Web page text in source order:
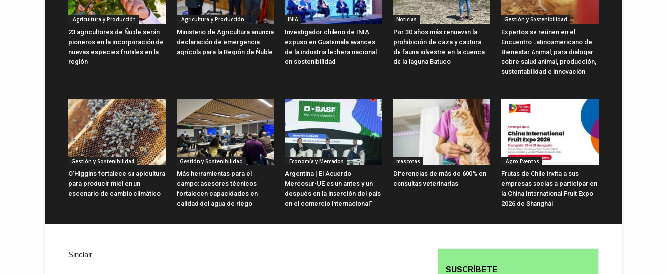
Agricultura y Producción
23 agricultores de Ñuble serán
pioneros en la incorporación de
nuevas especies frutales en la
región
Agricultura y Producción
Ministerio de Agricultura anuncia
declaración de emergencia
agrícola para la Región de Ñuble
INIA
Investigador chileno de INIA
expuso en Guatemala avances
de la industria lechera nacional
en sostenibilidad
Noticias
Por 30 años más renuevan la
prohibición de caza y captura
de fauna silvestre en la cuenca
de la laguna Batuco
Gestión y Sostenibilidad
Expertos se reúnen en el
Encuentro Latinoamericano de
Bienestar Animal, para dialogar
sobre salud animal, producción,
sustentabilidad e innovación
Gestión y Sostenibilidad
O’Higgins fortalece su apicultura
para producir miel en un
escenario de cambio climático
Gestión y Sostenibilidad
Más herramientas para el
campo: asesores técnicos
fortalecen capacidades en
calidad del agua de riego
Economía y Mercados
Argentina | El Acuerdo
Mercosur-UE es un antes y un
después en la inserción del país
en el comercio internacional”
mascotas
Diferencias de más de 600% en
consultas veterinarias
Agro Eventos
Frutas de Chile invita a sus
empresas socias a participar en
la China International Fruit Expo
2026 de Shanghái
Sinclair
SUSCRÍBETE